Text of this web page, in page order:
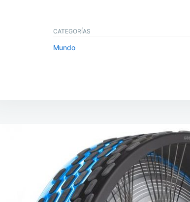
CATEGORÍAS
Mundo
entradas